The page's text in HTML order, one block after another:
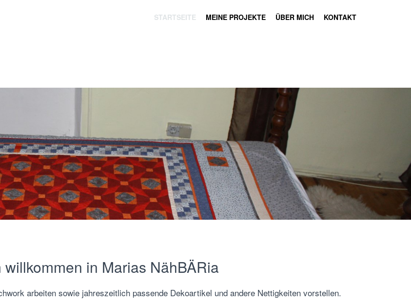
STARTSEITE MEINE PROJEKTE ÜBER MICH KONTAKT
willkommen in Marias NähBÄRia
arbeiten sowie jahreszeitlich passende Dekoartikel und andere Nettigkeiten vorstellen.